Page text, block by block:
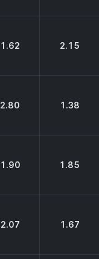
1.62 2.15
2.80 1.38
1.90 1.85
2.07 1.67